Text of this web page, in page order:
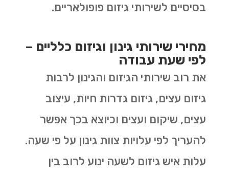
בסיסיים לשירותי גיזום פופולאריים.
מחירי שירותי גינון וגיזום כלליים –
לפי שעת עבודה
את רוב שירותי הגיזום והגינון לרבות
גיזום עצים, גיזום גדרות חיות, עיצוב
עצים, שיקום ועצים וכיוצא בכך אפשר
להעריך לפי עלויות צוות גינון על פי שעה.
עלות איש גיזום לשעה ינוע לרוב בין